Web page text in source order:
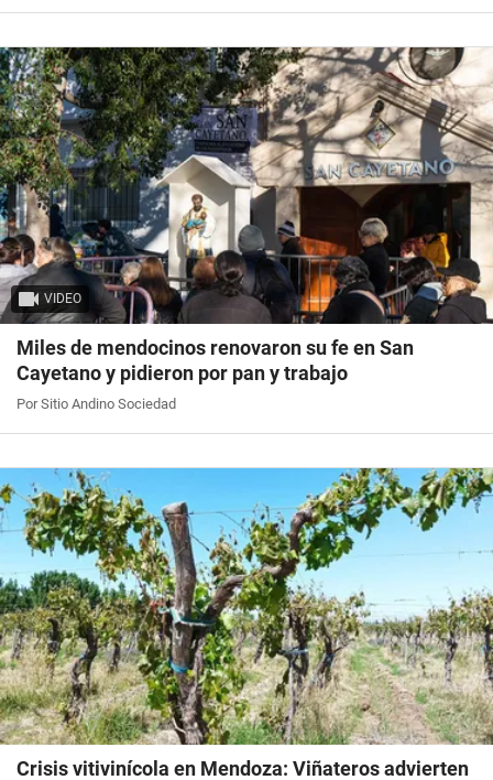
VIDEO
Miles de mendocinos renovaron su fe en San
Cayetano y pidieron por pan y trabajo
Por Sitio Andino Sociedad
Crisis vitivinícola en Mendoza: Viñateros advierten